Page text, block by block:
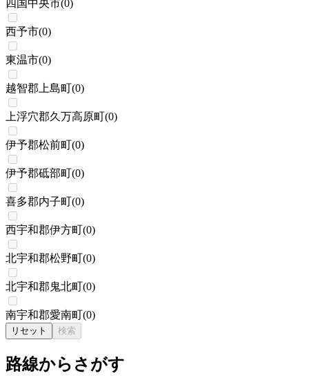
四国中央市(0)
西予市(0)
東温市(0)
越智郡上島町(0)
上浮穴郡久万高原町(0)
伊予郡松前町(0)
伊予郡砥部町(0)
喜多郡内子町(0)
西宇和郡伊方町(0)
北宇和郡松野町(0)
北宇和郡鬼北町(0)
南宇和郡愛南町(0)
リセット 検索
路線からさがす